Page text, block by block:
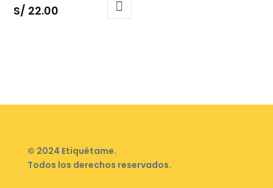
S/ 22.00
© 2024 Etiquétame.
Todos los derechos reservados.